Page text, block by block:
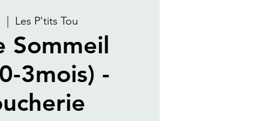
Les P'tits Tou
Sommeil
3mois) -